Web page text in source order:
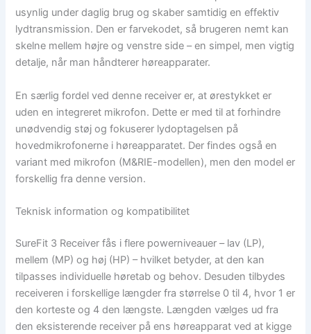
usynlig under daglig brug og skaber samtidig en effektiv
lydtransmission. Den er farvekodet, så brugeren nemt kan
skelne mellem højre og venstre side – en simpel, men vigtig
detalje, når man håndterer høreapparater.
En særlig fordel ved denne receiver er, at ørestykket er
uden en integreret mikrofon. Dette er med til at forhindre
unødvendig støj og fokuserer lydoptagelsen på
hovedmikrofonerne i høreapparatet. Der findes også en
variant med mikrofon (M&RIE-modellen), men den model er
forskellig fra denne version.
Teknisk information og kompatibilitet
SureFit 3 Receiver fås i flere powerniveauer – lav (LP),
mellem (MP) og høj (HP) – hvilket betyder, at den kan
tilpasses individuelle høretab og behov. Desuden tilbydes
receiveren i forskellige længder fra størrelse 0 til 4, hvor 1 er
den korteste og 4 den længste. Længden vælges ud fra
den eksisterende receiver på ens høreapparat ved at kigge